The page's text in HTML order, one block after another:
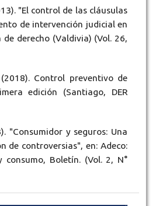
"El control de las cláusulas
de intervención judicial en
derecho (Valdivia) (Vol. 26,
(2018). Control preventivo de
edición (Santiago, DER
"Consumidor y seguros: Una
de controversias", en: Adeco:
consumo, Boletín. (Vol. 2, N°